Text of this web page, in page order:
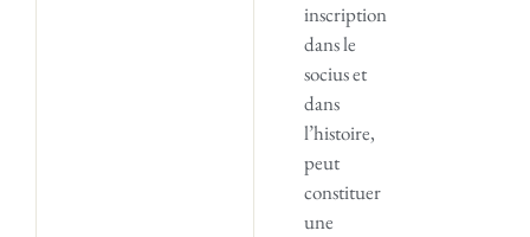
inscription
dans le
socius et
dans
l’histoire,
peut
constituer
une